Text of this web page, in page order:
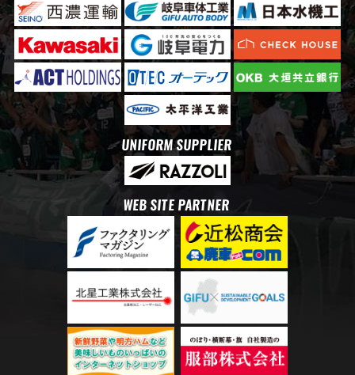
UNIFORM SUPPLIER
WEB SITE PARTNER